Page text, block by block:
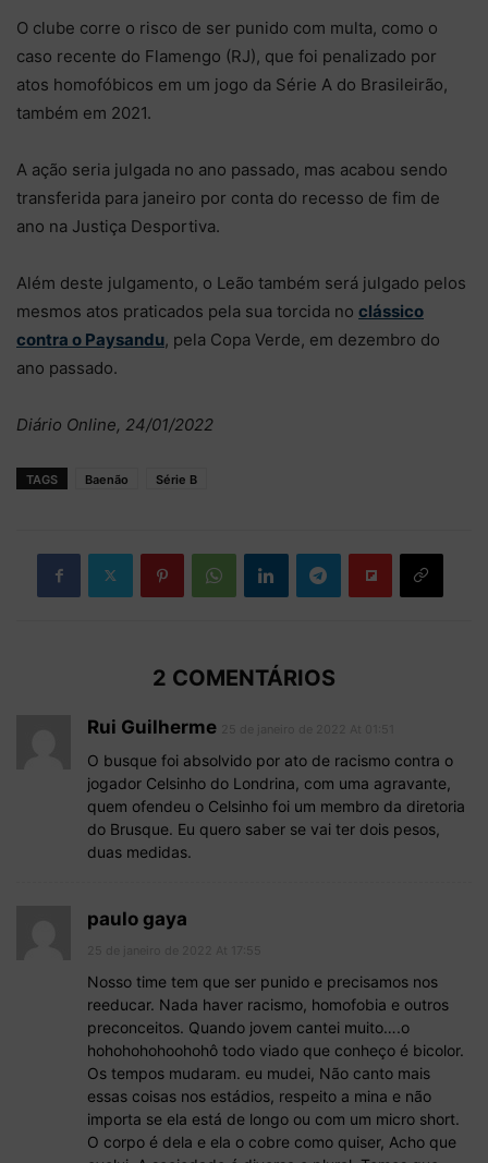
O clube corre o risco de ser punido com multa, como o
caso recente do Flamengo (RJ), que foi penalizado por
atos homofóbicos em um jogo da Série A do Brasileirão,
também em 2021.
A ação seria julgada no ano passado, mas acabou sendo
transferida para janeiro por conta do recesso de fim de
ano na Justiça Desportiva.
Além deste julgamento, o Leão também será julgado pelos
mesmos atos praticados pela sua torcida no clássico
contra o Paysandu, pela Copa Verde, em dezembro do
ano passado.
Diário Online, 24/01/2022
TAGS Baenão Série B
2 COMENTÁRIOS
Rui Guilherme
O busque foi absolvido por ato de racismo contra o
jogador Celsinho do Londrina, com uma agravante,
quem ofendeu o Celsinho foi um membro da diretoria
do Brusque. Eu quero saber se vai ter dois pesos,
duas medidas.
paulo gaya
Nosso time tem que ser punido e precisamos nos
reeducar. Nada haver racismo, homofobia e outros
preconceitos. Quando jovem cantei muito….o
hohohohohoohohô todo viado que conheço é bicolor.
Os tempos mudaram. eu mudei, Não canto mais
essas coisas nos estádios, respeito a mina e não
importa se ela está de longo ou com um micro short.
O corpo é dela e ela o cobre como quiser, Acho que